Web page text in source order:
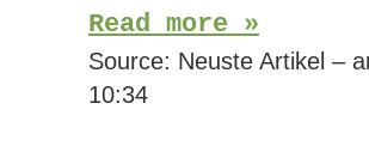
Read more »
Source: Neuste Artikel –
10:34